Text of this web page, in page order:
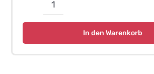
Kupfertoxikose
(akkumulative
In den Warenkorb